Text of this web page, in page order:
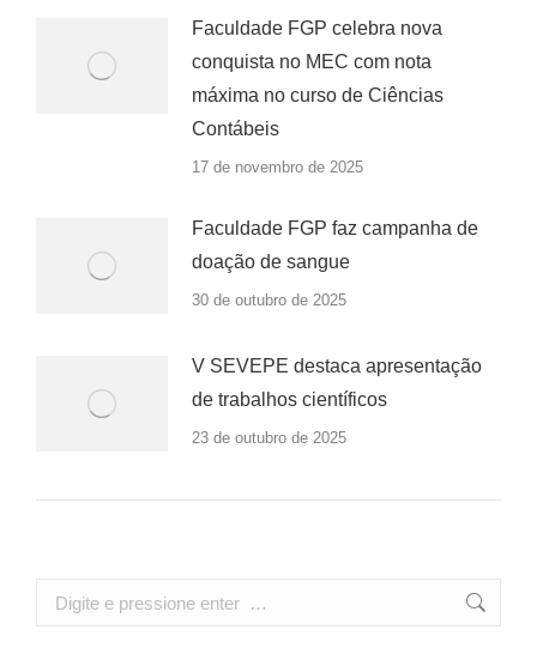
Faculdade FGP celebra nova
conquista no MEC com nota
máxima no curso de Ciências
Contábeis
17 de novembro de 2025
Faculdade FGP faz campanha de
doação de sangue
30 de outubro de 2025
V SEVEPE destaca apresentação
de trabalhos científicos
23 de outubro de 2025
Search: